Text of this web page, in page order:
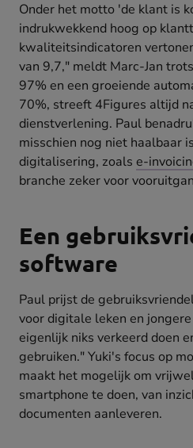
Onder het motto 'de klant is
indrukwekkend hoog op
kwaliteitsindicatoren
van 9,7," meldt Marc-Jan
97% en een groeiende
70%, streeft 4Figures altijd
dienstverlening. Paul
misschien nog niet haalbaar
digitalisering, zoals e-
branche zeker voor
Een
software
Paul prijst de
voor digitale leken en
eigenlijk niks verkeerd doen
gebruiken." Yuki's focus op
maakt het mogelijk om
smartphone te doen, van
documenten aanleveren.